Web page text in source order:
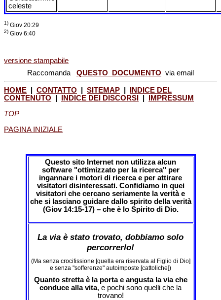
celeste
1) Giov 20:29
2) Giov 6:40
versione stampabile
Raccomanda QUESTO DOCUMENTO via email
HOME CONTATTO SITEMAP
INDICE DEL
CONTENUTO
INDICE DEI DISCORSI
IMPRESSUM
TOP
PAGINA INIZIALE
Questo sito Internet non utilizza alcun
software "ottimizzato per la ricerca" per
ingannare i motori di ricerca e per attirare
visitatori disinteressati. Confidiamo in quei
visitatori che cercano seriamente la verità e
che si lasciano guidare dallo spirito della verità
(Giov 14:15-17) – che è lo Spirito di Dio.
La via è stato trovato, dobbiamo solo
percorrerlo!
(Ma senza crocifissione [quella era riservata al Figlio di Dio]
e senza "sofferenze" autoimposte [cattoliche])
Quanto stretta è la porta e angusta la via che
conduce alla vita, e pochi sono quelli che la
trovano!